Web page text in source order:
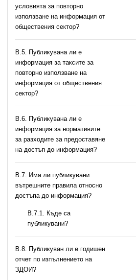
условията за повторно
използване на информация от
обществения сектор?
В.5. Публикувана ли е
информация за таксите за
повторно използване на
информация от обществения
сектор?
В.6. Публикувана ли е
информация за нормативите
за разходите за предоставяне
на достъп до информация?
В.7. Има ли публикувани
вътрешните правила относно
достъпа до информация?
В.7.1. Къде са
публикувани?
В.8. Публикуван ли е годишен
отчет по изпълнението на
ЗДОИ?